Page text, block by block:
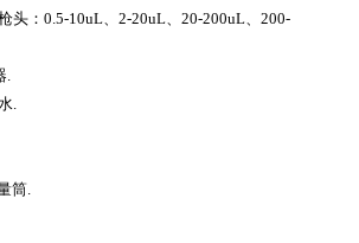
头：0.5-10uL、2-20uL、20-200uL、200-
.
.
筒.